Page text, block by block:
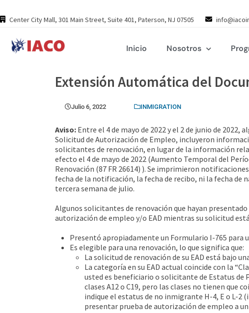
to
content
Center City Mall, 301 Main Street, Suite 401, Paterson, NJ 07505
Inicio Nosotros
Extensión Automática del
Julio 6, 2022 INMIGRATION
Aviso: Entre el 4 de mayo de 2022 y el 2 de junio de
Solicitud de Autorización de Empleo, incluyeron
solicitantes de renovación, en lugar de la información
efecto el 4 de mayo de 2022 (Aumento Temporal del
Renovación (87 FR 26614) ). Se imprimieron
fecha de la notificación, la fecha de recibo, ni la fecha
tercera semana de julio.
Algunos solicitantes de renovación que hayan
autorización de empleo y/o EAD mientras su solicitud
Presentó apropiadamente un Formulario I-765 para
Es elegible para una renovación, lo que significa que:
La solicitud de renovación de su EAD está bajo
La categoría en su EAD actual coincide con la
usted es beneficiario o solicitante de Estatus de
clases A12 o C19, pero las clases no tienen que
indique el estatus de no inmigrante H-4, E o L-2
presentar prueba de autorización de empleo a